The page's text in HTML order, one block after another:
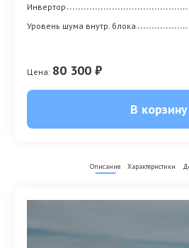
Инвертор
Уровень шума внутр. блока
Цена: 80 300 ₽
В корзину
Описание Характеристики